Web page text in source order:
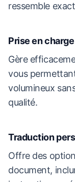
ressemble
Prise en
Gère
vous
volumineux
qualité.
Traduction
Offre des
document,